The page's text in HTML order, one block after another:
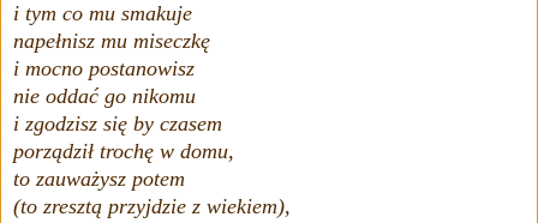
i tym co mu smakuje
napełnisz mu miseczkę
i mocno postanowisz
nie oddać go nikomu
i zgodzisz się by czasem
porządził trochę w domu,
to zauważysz potem
(to zresztą przyjdzie z wiekiem),